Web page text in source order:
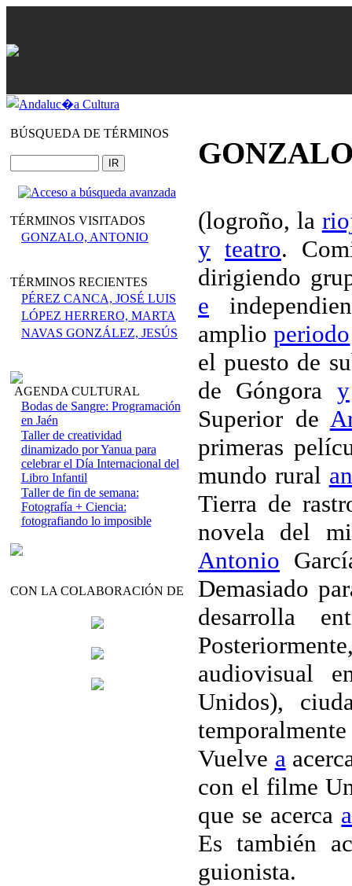
BÚSQUEDA DE TÉRMINOS
TÉRMINOS VISITADOS
GONZALO, ANTONIO
TÉRMINOS RECIENTES
PÉREZ CANCA, JOSÉ LUIS
LÓPEZ HERRERO, MARTA
NAVAS GONZÁLEZ, JESÚS
AGENDA CULTURAL
Bodas de Sangre: Programación
en Jaén
Taller de creatividad
dinamizado por Yanua para
celebrar el Día Internacional del
Libro Infantil
Taller de fin de semana:
Fotografía + Ciencia:
fotografiando lo imposible
CON LA COLABORACIÓN DE
(logroño, la
y teatro.
dirigiendo
e
amplioperiodo
el puesto de
de Góngora y
Superior de
primeras
mundo rural
Tierra de
novela del
Antonio
Demasiado
desarrolla
audiovisual
Unidos),
Vuelve a
con el filme
que se acerca a
Es también
guionista.